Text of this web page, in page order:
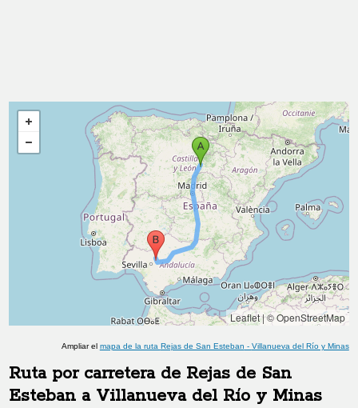
Leaflet|© OpenStreetMap
Ampliar el mapa de la ruta Rejas de San Esteban - Villanueva del Río y Minas
Ruta por carretera de Rejas de San
Esteban a Villanueva del Río y Minas